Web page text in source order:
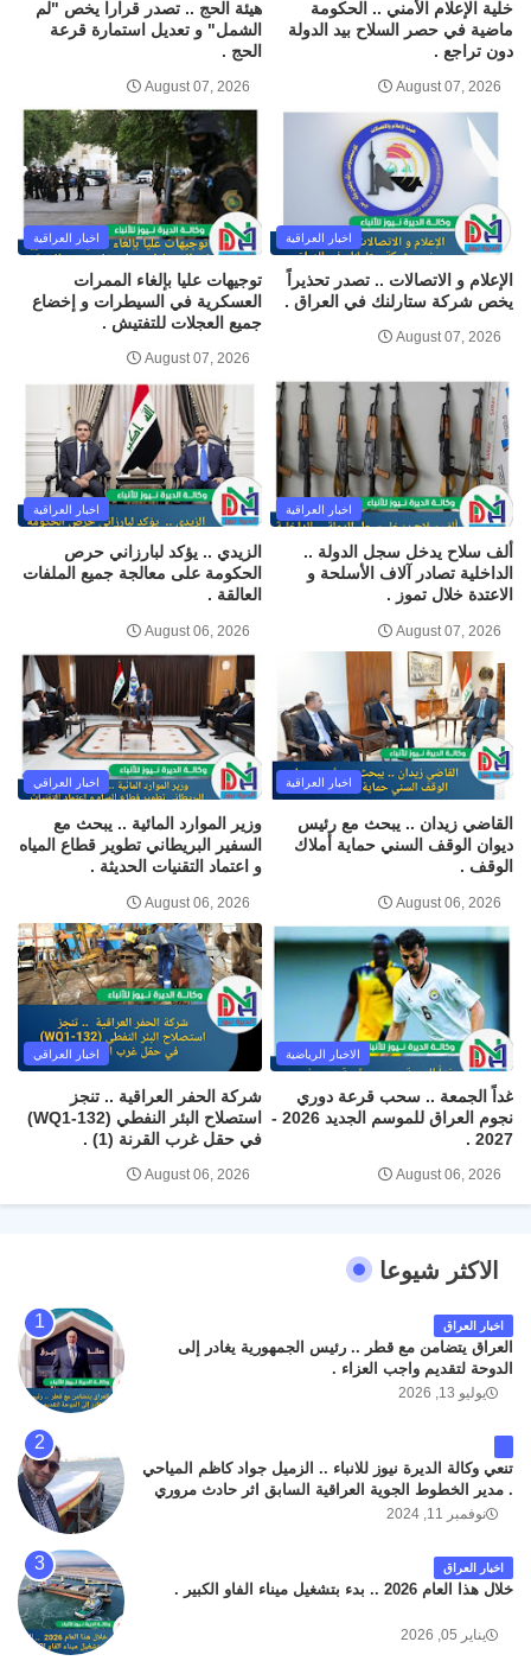
خلية الإعلام الأمني .. الحكومة
ماضية في حصر السلاح بيد الدولة
دون تراجع .
August 07, 2026
هيئة الحج .. تصدر قرارا يخص "لم
الشمل" و تعديل استمارة قرعة
الحج .
August 07, 2026
اخبار العراقية
الإعلام و الاتصالات .. تصدر تحذيراً
يخص شركة ستارلنك في العراق .
August 07, 2026
اخبار العراقية
توجيهات عليا بإلغاء الممرات
العسكرية في السيطرات و إخضاع
جميع العجلات للتفتيش .
August 07, 2026
اخبار العراقية
ألف سلاح يدخل سجل الدولة ..
الداخلية تصادر آلاف الأسلحة و
الاعتدة خلال تموز .
August 07, 2026
اخبار العراقية
الزيدي .. يؤكد لبارزاني حرص
الحكومة على معالجة جميع الملفات
العالقة .
August 06, 2026
اخبار العراقية
القاضي زيدان .. يبحث مع رئيس
ديوان الوقف السني حماية أملاك
الوقف .
August 06, 2026
اخبار العراقي
وزير الموارد المائية .. يبحث مع
السفير البريطاني تطوير قطاع المياه
و اعتماد التقنيات الحديثة .
August 06, 2026
الاخبار الرياضية
غداً الجمعة .. سحب قرعة دوري
نجوم العراق للموسم الجديد 2026 -
2027 .
August 06, 2026
اخبار العراقي
شركة الحفر العراقية .. تنجز
استصلاح البئر النفطي (WQ1-132)
في حقل غرب القرنة (1) .
August 06, 2026
الاكثر شيوعا
اخبار العراق
العراق يتضامن مع قطر .. رئيس الجمهورية يغادر إلى
الدوحة لتقديم واجب العزاء .
يوليو 13, 2026
تنعي وكالة الديرة نيوز للانباء .. الزميل جواد كاظم المياحي
. مدير الخطوط الجوية العراقية السابق اثر حادث مروري
داخل مطار البصرة الدولي اليوم الاثنين على الطريق
كان سبب الحادث يعود لتصادم عجلته مع عجلة نوع كيا بنكو
تابعة لشركة الهلال الماسكة لإعمار مطار البصرة الدولي .
سائلين الله عز وجل ان يتغمد الفقيد بواسع رحمته ، و انا
نوفمبر 11, 2024
اخبار العراق
خلال هذا العام 2026 .. بدء بتشغيل ميناء الفاو الكبير .
يناير 05, 2026